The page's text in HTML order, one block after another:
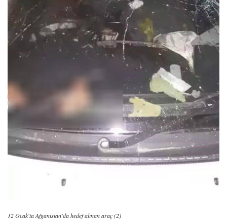
12 Ocak'ta Afganistan'da hedef alınan araç (2)